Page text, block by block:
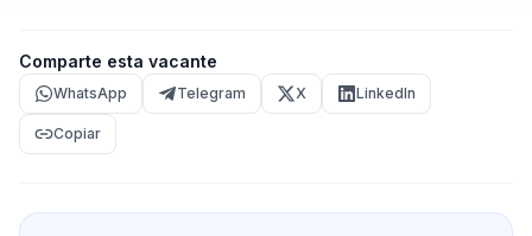
Comparte esta vacante
WhatsApp Telegram X LinkedIn
Copiar